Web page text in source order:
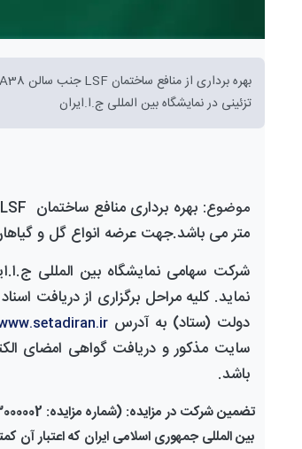
تزئینی در نمایشگاه بین المللی ج.ا.ایران
موضوع: بهره برداری منافع ساختمان
متر می باشد.جهت عرضه انواع گل و
شرکت سهامی نمایشگاه بین المللی
نماید. کلیه مراحل برگزاری از دریافت
دولت (ستاد) به آدرس
سایت مذکور و دریافت گواهی امضای
باشد.
تضمین شرکت در مزایده: (شمارهمزایده
بین المللی جمهوری اسلامی ایران که اعتبار آن